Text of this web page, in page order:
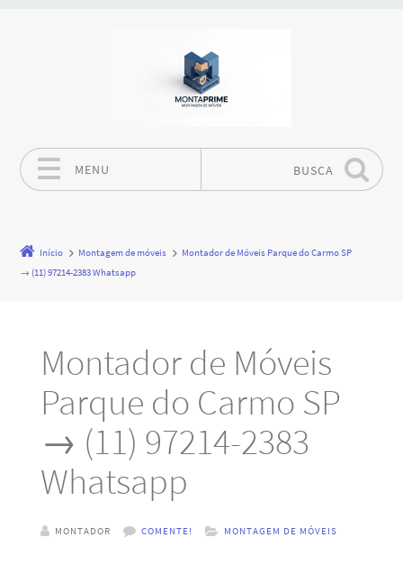
MENU BUSCA
Início Montagem de móveis
Montador de Móveis Parque do Carmo SP
→ (11) 97214-2383 Whatsapp
Montador de Móveis
Parque do Carmo SP
→ (11) 97214-2383
Whatsapp
MONTADOR COMENTE! MONTAGEM DE MÓVEIS